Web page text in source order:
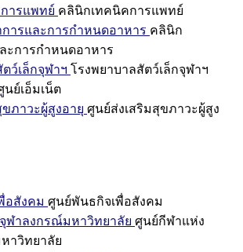
ารแพทย์ คลินิกเทคนิคการแพทย์
ารและการกำหนดอาหาร คลินิก
ะการกำหนดอาหาร
ว์เล็กจุฬาฯ โรงพยาบาลสัตว์เล็กจุฬาฯ
นย์เอ็มเน็ต
ภาวะผู้สูงอายุ ศูนย์ส่งเสริมสุขภาวะผู้สูง
อสังคม ศูนย์พันธกิจเพื่อสังคม
ฬาลงกรณ์มหาวิทยาลัย ศูนย์กีฬาแห่ง
าวิทยาลัย